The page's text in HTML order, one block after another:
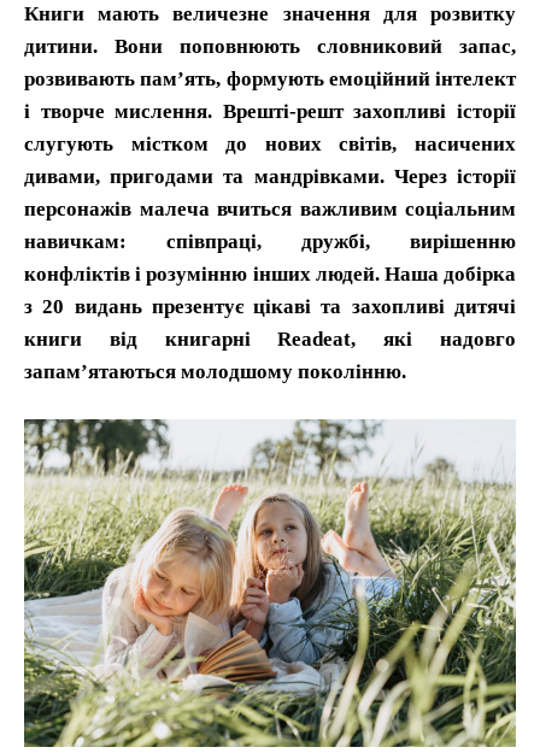
Книги мають величезне значення для розвитку
дитини. Вони поповнюють словниковий запас,
розвивають пам’ять, формують емоційний інтелект
і творче мислення. Врешті-решт захопливі історії
слугують містком до нових світів, насичених
дивами, пригодами та мандрівками. Через історії
персонажів малеча вчиться важливим соціальним
навичкам: співпраці, дружбі, вирішенню
конфліктів і розумінню інших людей. Наша добірка
з 20 видань презентує цікаві та захопливі дитячі
книги від книгарні Readeat, які надовго
запам’ятаються молодшому поколінню.